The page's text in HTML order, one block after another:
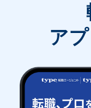
アプ